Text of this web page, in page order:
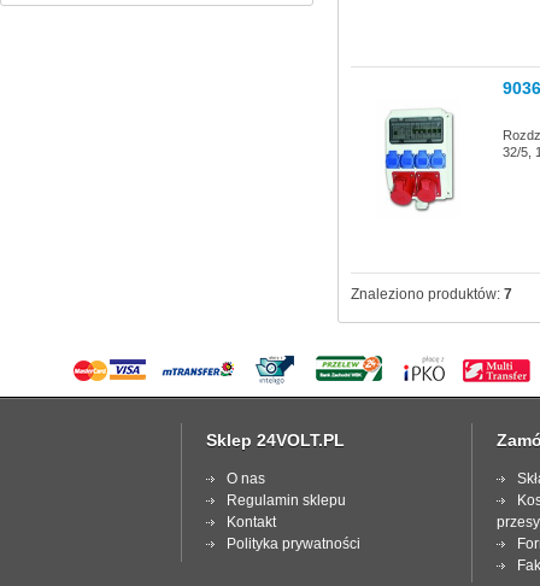
32/5,
Znaleziono produktów: 7
Sklep 24VOLT.PL
O nas
Regulamin sklepu
Kontakt
Polityka prywatności